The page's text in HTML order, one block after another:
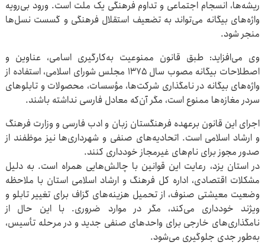
ریشه‌ها، انسجام اجتماعی و تداوم فرهنگی یک ملت است. ورود بی‌رویه
واژه‌های بیگانه می‌تواند به تضعیف استقلال فرهنگی و گسست نسل‌ها
منجر شود.
وی می‌افزاید: طبق قانون ممنوعیت به‌کارگیری اسامی، عناوین و
اصطلاحات بیگانه مصوب سال ۱۳۷۵ مجلس شورای اسلامی، استفاده از
واژه‌های بیگانه در نامگذاری شرکت‌ها، مؤسسات، محصولات و تابلوهای
سردر مغازه‌ها ممنوع است، مگر آن‌که معادل فارسی نداشته باشند.
اجرای این قانون برعهده فرهنگستان زبان و ادب فارسی و وزارت فرهنگ
و ارشاد اسلامی است. اتحادیه‌های صنفی و شهرداری‌ها نیز موظفند از
صدور مجوز برای نام‌های غیرمجاز خودداری کنند.
در استان یزد، رعایت این قوانین با چالش‌هایی همراه است. به دلیل
مشکلات اقتصادی، اداره کل فرهنگ و ارشاد اسلامی استان با ملاحظه
وضعیت معیشتی صنوف، از تحمیل هزینه‌های گزاف برای تغییر تابلو و
ویژند خودداری می‌کند، مگر در موارد ضروری. با این حال از
نامگذاری‌های خارجی برای واحدهای صنفی جدید و در مرحله تأسیس،
به‌طور جدی جلوگیری می‌شود.